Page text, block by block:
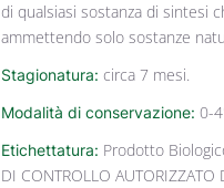
di qualsiasi sostanza di sintesi
ammettendo solo sostanze
Stagionatura: circa 7 mesi.
Modalità di conservazione: 0-
Etichettatura: Prodotto
DI CONTROLLO AUTORIZZATO